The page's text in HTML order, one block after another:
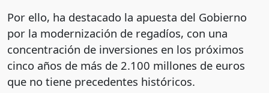
Por ello, ha destacado la apuesta del Gobierno
por la modernización de regadíos, con una
concentración de inversiones en los próximos
cinco años de más de 2.100 millones de euros
que no tiene precedentes históricos.